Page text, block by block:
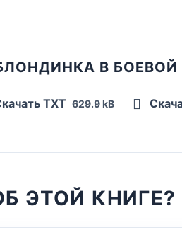
В
TXT 629.9 kB
ЭТОЙ КНИГЕ?